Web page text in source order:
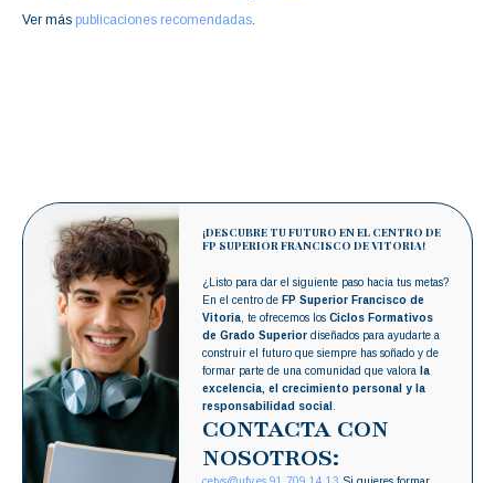
Ver más publicaciones recomendadas.
¡DESCUBRE TU FUTURO EN EL CENTRO DE
FP SUPERIOR FRANCISCO DE VITORIA!
¿Listo para dar el siguiente paso hacia tus metas?
En el centro de FP Superior Francisco de
Vitoria , te ofrecemos losCiclos Formativos
de Grado Superior diseñados para ayudarte a
construir el futuro que siempre has soñado y de
formar parte de una comunidad que valora
la
excelencia, el crecimiento personal y la
responsabilidad social
CONTACTA CON
NOSOTROS: